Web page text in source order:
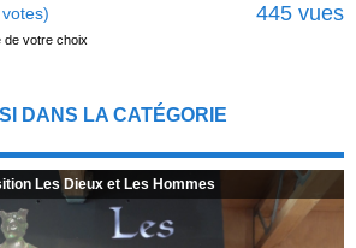
votes) 445 vues
de votre choix
DANS LA CATÉGORIE
Les Dieux et Les Hommes